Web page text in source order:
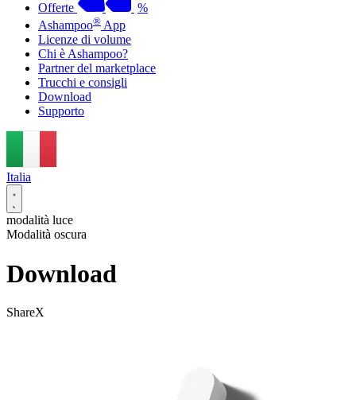
Offerte
%
Ashampoo® App
Licenze di volume
Chi è Ashampoo?
Partner del marketplace
Trucchi e consigli
Download
Supporto
Italia
modalità luce
Modalità oscura
Download
ShareX